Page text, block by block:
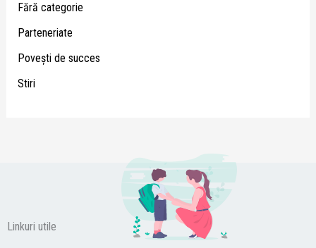
Fără categorie
Parteneriate
Poveşti de succes
Stiri
Linkuri utile